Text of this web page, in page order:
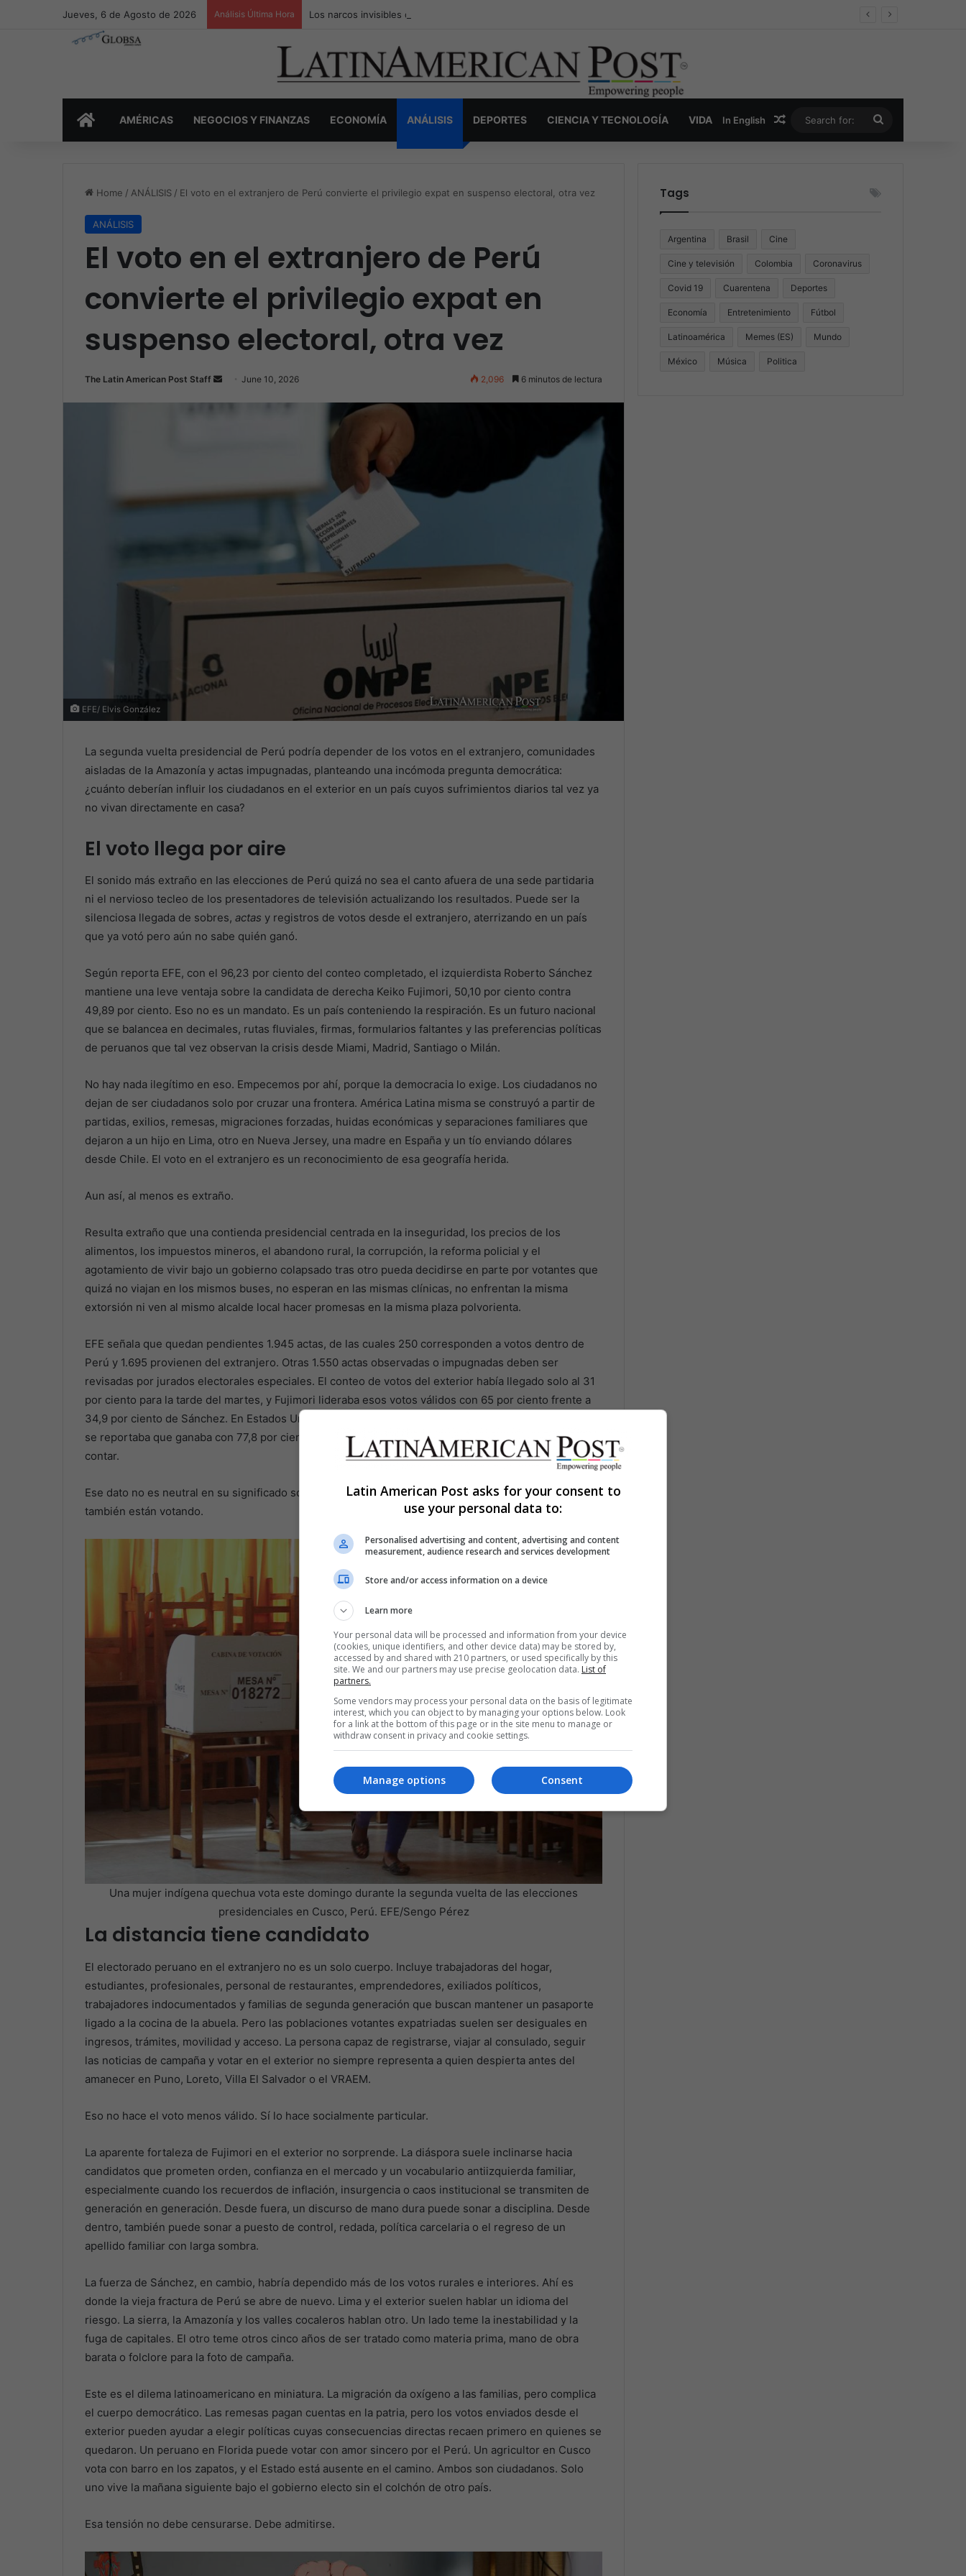
Jueves, 6 de Agosto de 2026 Análisis Última Hora Los narcos invisibles de Colombia: la guerra secreta por la verdad, el poder y la nueva economía de la droga
INICIOAMÉRICAS NEGOCIOS Y FINANZAS ECONOMÍA ANÁLISIS DEPORTES CIENCIA Y TECNOLOGÍA VIDA In English Random Article
for:
Home / ANÁLISIS / El voto en el extranjero de Perú convierte el privilegio expat en suspenso electoral, otra vez
ANÁLISIS
El voto en el extranjero de Perú
convierte el privilegio expat en
suspenso electoral, otra vez
The Latin American Post Staff
SendJune 10, 2026 2,096 6 minutos de lectura
EFE/ Elvis González
La segunda vuelta presidencial de Perú podría depender de los votos en el extranjero, comunidades
aisladas de la Amazonía y actas impugnadas, planteando una incómoda pregunta democrática:
¿cuánto deberían influir los ciudadanos en el exterior en un país cuyos sufrimientos diarios tal vez ya
no vivan directamente en casa?
El voto llega por aire
El sonido más extraño en las elecciones de Perú quizá no sea el canto afuera de una sede partidaria
ni el nervioso tecleo de los presentadores de televisión actualizando los resultados. Puede ser la
silenciosa llegada de sobres, actas y registros de votos desde el extranjero, aterrizando en un país
que ya votó pero aún no sabe quién ganó.
Según reporta EFE, con el 96,23 por ciento del conteo completado, el izquierdista Roberto Sánchez
mantiene una leve ventaja sobre la candidata de derecha Keiko Fujimori, 50,10 por ciento contra
49,89 por ciento. Eso no es un mandato. Es un país conteniendo la respiración. Es un futuro nacional
que se balancea en decimales, rutas fluviales, firmas, formularios faltantes y las preferencias políticas
de peruanos que tal vez observan la crisis desde Miami, Madrid, Santiago o Milán.
No hay nada ilegítimo en eso. Empecemos por ahí, porque la democracia lo exige. Los ciudadanos no
dejan de ser ciudadanos solo por cruzar una frontera. América Latina misma se construyó a partir de
partidas, exilios, remesas, migraciones forzadas, huidas económicas y separaciones familiares que
dejaron a un hijo en Lima, otro en Nueva Jersey, una madre en España y un tío enviando dólares
desde Chile. El voto en el extranjero es un reconocimiento de esa geografía herida.
Aun así, al menos es extraño.
Resulta extraño que una contienda presidencial centrada en la inseguridad, los precios de los
alimentos, los impuestos mineros, el abandono rural, la corrupción, la reforma policial y el
agotamiento de vivir bajo un gobierno colapsado tras otro pueda decidirse en parte por votantes que
quizá no viajan en los mismos buses, no esperan en las mismas clínicas, no enfrentan la misma
extorsión ni ven al mismo alcalde local hacer promesas en la misma plaza polvorienta.
EFE señala que quedan pendientes 1.945 actas, de las cuales 250 corresponden a votos dentro de
Perú y 1.695 provienen del extranjero. Otras 1.550 actas observadas o impugnadas deben ser
revisadas por jurados electorales especiales. El conteo de votos del exterior había llegado solo al 31
por ciento para la tarde del martes, y Fujimori lideraba esos votos válidos con 65 por ciento frente a
34,9 por ciento de Sánchez. En Estados Unidos, hogar de la mayor comunidad peruana en el exterior,
se reportaba que ganaba con 77,8 por ciento, con aproximadamente la mitad de los votos aún sin
contar.
Ese dato no es neutral en su significado social. Sugiere que clase, geografía, memoria y distancia
también están votando.
Una mujer indígena quechua vota este domingo durante la segunda vuelta de las elecciones
presidenciales en Cusco, Perú. EFE/Sengo Pérez
La distancia tiene candidato
El electorado peruano en el extranjero no es un solo cuerpo. Incluye trabajadoras del hogar,
estudiantes, profesionales, personal de restaurantes, emprendedores, exiliados políticos,
trabajadores indocumentados y familias de segunda generación que buscan mantener un pasaporte
ligado a la cocina de la abuela. Pero las poblaciones votantes expatriadas suelen ser desiguales en
ingresos, trámites, movilidad y acceso. La persona capaz de registrarse, viajar al consulado, seguir
las noticias de campaña y votar en el exterior no siempre representa a quien despierta antes del
amanecer en Puno, Loreto, Villa El Salvador o el VRAEM.
Eso no hace el voto menos válido. Sí lo hace socialmente particular.
La aparente fortaleza de Fujimori en el exterior no sorprende. La diáspora suele inclinarse hacia
candidatos que prometen orden, confianza en el mercado y un vocabulario antiizquierda familiar,
especialmente cuando los recuerdos de inflación, insurgencia o caos institucional se transmiten de
generación en generación. Desde fuera, un discurso de mano dura puede sonar a disciplina. Desde
dentro, también puede sonar a puesto de control, redada, política carcelaria o el regreso de un
apellido familiar con larga sombra.
La fuerza de Sánchez, en cambio, habría dependido más de los votos rurales e interiores. Ahí es
donde la vieja fractura de Perú se abre de nuevo. Lima y el exterior suelen hablar un idioma del
riesgo. La sierra, la Amazonía y los valles cocaleros hablan otro. Un lado teme la inestabilidad y la
fuga de capitales. El otro teme otros cinco años de ser tratado como materia prima, mano de obra
barata o folclore para la foto de campaña.
Este es el dilema latinoamericano en miniatura. La migración da oxígeno a las familias, pero complica
el cuerpo democrático. Las remesas pagan cuentas en la patria, pero los votos enviados desde el
exterior pueden ayudar a elegir políticas cuyas consecuencias directas recaen primero en quienes se
quedaron. Un peruano en Florida puede votar con amor sincero por el Perú. Un agricultor en Cusco
vota con barro en los zapatos, y el Estado está ausente en el camino. Ambos son ciudadanos. Solo
uno vive la mañana siguiente bajo el gobierno electo sin el colchón de otro país.
Esa tensión no debe censurarse. Debe admitirse.
Tags
Argentina Brasil Cine
Cine y televisión Colombia Coronavirus
Covid 19 Cuarentena Deportes
Economía Entretenimiento Fútbol
Latinoamérica Memes (ES) Mundo
México Música Politica
Latin American Post asks for your consent to
use your personal data to:
Personalised advertising and content, advertising and content
measurement, audience research and services development
Store and/or access information on a device
Learn more
Your personal data will be processed and information from your device
(cookies, unique identifiers, and other device data) may be stored by,
accessed by and shared with 210 partners, or used specifically by this
site. We and our partners may use precise geolocation data. List of
partners.
Some vendors may process your personal data on the basis of legitimate
interest, which you can object to by managing your options below. Look
for a link at the bottom of this page or in the site menu to manage or
withdraw consent in privacy and cookie settings.
Consent
Manage options